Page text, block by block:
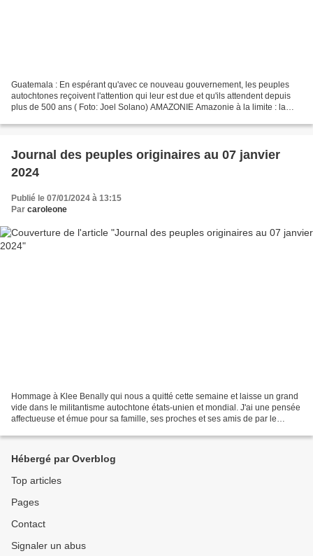
Guatemala : En espérant qu'avec ce nouveau gouvernement, les peuples
autochtones reçoivent l'attention qui leur est due et qu'ils attendent depuis
plus de 500 ans ( Foto: Joel Solano) AMAZONIE Amazonie à la limite : la
Journal des peuples originaires au 07 janvier
2024
Publié le 07/01/2024 à 13:15
Par caroleone
Hommage à Klee Benally qui nous a quitté cette semaine et laisse un grand
vide dans le militantisme autochtone états-unien et mondial. J'ai une pensée
affectueuse et émue pour sa famille, ses proches et ses amis de par le
Hébergé par Overblog
Top articles
Pages
Contact
Signaler un abus